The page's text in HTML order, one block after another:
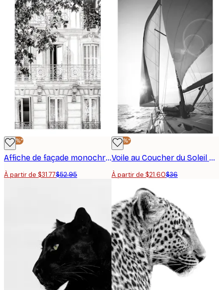
-40%*
Affiche de façade monochrome
À partir de $31.77$52.95
-40%*
Voile au Coucher du Soleil Poster
À partir de $21.60$36